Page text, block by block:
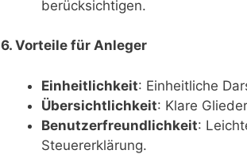
berücksichtigen.
6. Vorteile für Anleger
Einheitlichkeit: Einheitliche
Übersichtlichkeit: Klare
Benutzerfreundlichkeit:
Steuererklärung.